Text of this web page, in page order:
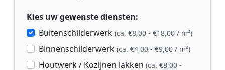
Kies uw gewenste diensten:
Buitenschilderwerk (ca. €8,00 - €18,00 / m²)
Binnenschilderwerk (ca. €4,00 - €9,00 / m²)
Houtwerk / Kozijnen lakken (ca. €8,00 -